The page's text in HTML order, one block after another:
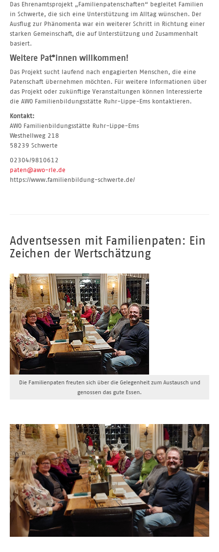
Das Ehrenamtsprojekt „Familienpatenschaften“ begleitet Familien
in Schwerte, die sich eine Unterstützung im Alltag wünschen. Der
Ausflug zur Phänomenta war ein weiterer Schritt in Richtung einer
starken Gemeinschaft, die auf Unterstützung und Zusammenhalt
basiert.
Weitere Pat*innen willkommen!
Das Projekt sucht laufend nach engagierten Menschen, die eine
Patenschaft übernehmen möchten. Für weitere Informationen über
das Projekt oder zukünftige Veranstaltungen können Interessierte
die AWO Familienbildungsstätte Ruhr-Lippe-Ems kontaktieren.
Kontakt:
AWO Familienbildungsstätte Ruhr-Lippe-Ems
Westhellweg 218
58239 Schwerte
02304/9810612
paten@awo-rle.de
https://www.familienbildung-schwerte.de/
Adventsessen mit Familienpaten: Ein
Zeichen der Wertschätzung
Die Familienpaten freuten sich über die Gelegenheit zum Austausch und
genossen das gute Essen.